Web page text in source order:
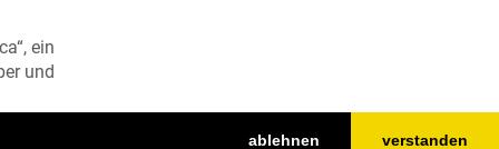
ablehnen verstanden
ein
und